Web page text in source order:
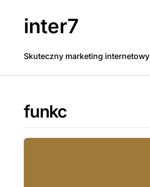
inter7
Skuteczny marketing internetowy
funkc